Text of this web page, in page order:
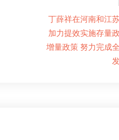
丁薛祥在河南和江
加力提效实施存量
增量政策 努力完成